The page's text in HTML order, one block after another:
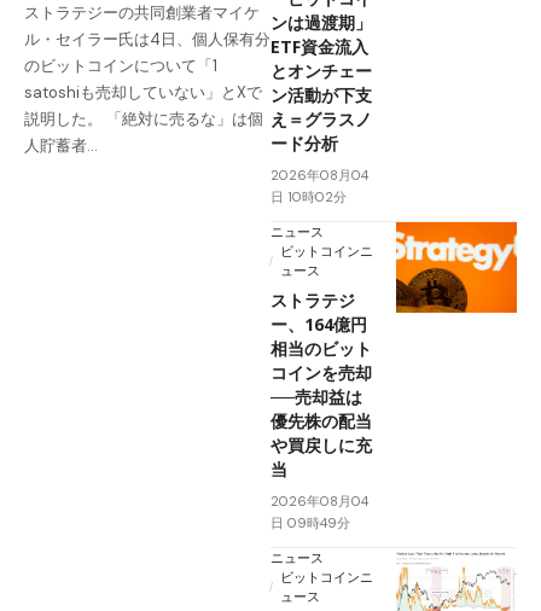
ストラテジーの共同創業者マイケ
ル・セイラー氏は4日、個人保有分
のビットコインについて「1
satoshiも売却していない」とXで
説明した。 「絶対に売るな」は個
人貯蓄者…
ンは過渡期」
ETF資金流入
とオンチェー
ン活動が下支
え＝グラスノ
ード分析
2026年08月04
日 10時02分
ニュース
ビットコインニ
ュース
ストラテジ
ー、164億円
相当のビット
コインを売却
──売却益は
優先株の配当
や買戻しに充
当
2026年08月04
日 09時49分
ニュース
ビットコインニ
ュース